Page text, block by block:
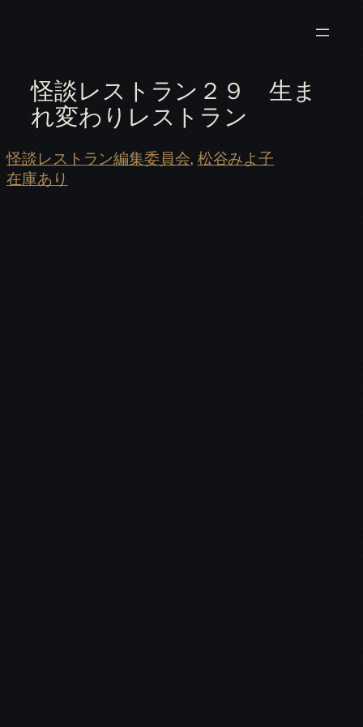
怪談レストラン２９ 生ま
れ変わりレストラン
怪談レストラン編集委員会, 松谷みよ子
在庫あり